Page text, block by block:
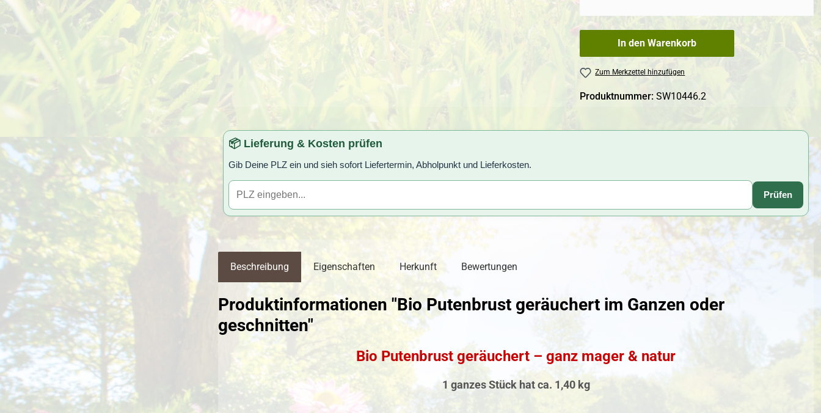
In den Warenkorb
Zum Merkzettel hinzufügen
Produktnummer:SW10446.2
📦 Lieferung & Kosten prüfen
Gib Deine PLZ ein und sieh sofort Liefertermin, Abholpunkt und Lieferkosten.
Prüfen
Beschreibung Eigenschaften Herkunft Bewertungen
Produktinformationen "Bio Putenbrust geräuchert im Ganzen oder
geschnitten"
Bio Putenbrust geräuchert – ganz mager & natur
1 ganzes Stück hat ca. 1,40 kg